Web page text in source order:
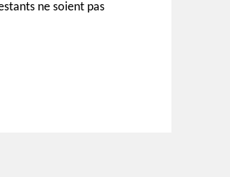
ne soient pas